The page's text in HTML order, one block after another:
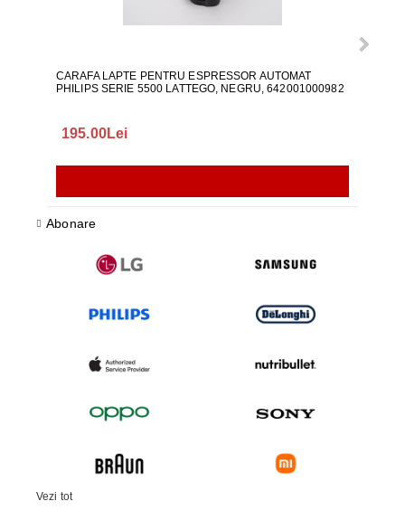
CARAFA LAPTE PENTRU ESPRESSOR AUTOMAT
PHILIPS SERIE 5500 LATTEGO, NEGRU, 642001000982
195.00Lei
Abonare
Vezi tot